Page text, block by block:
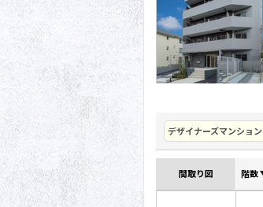
デザイナーズマンション
間取り図 階数